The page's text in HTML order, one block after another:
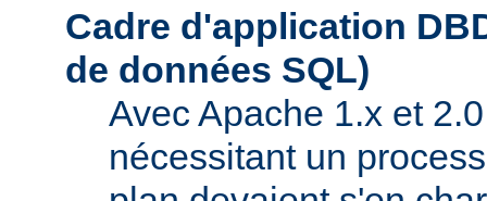
Cadre d'application
de données SQL)
Avec Apache 1.x et
nécessitant un